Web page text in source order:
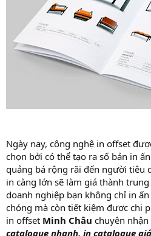
Ngày nay, công nghệ in offset
chọn bởi có thể tạo ra số bản in
quảng bá rộng rãi đến người tiêu
in càng lớn sẽ làm giá thành
doanh nghiệp bạn không chỉ in
chóng mà còn tiết kiệm được chi
in offset Minh Châu chuyên nhận
catalogue nhanh, in catalogue